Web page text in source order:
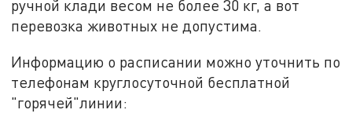
ручной клади весом не более 30 кг, а вот
перевозка животных не допустима.
Информацию о расписании можно уточнить по
телефонам круглосуточной бесплатной
"горячей"линии: